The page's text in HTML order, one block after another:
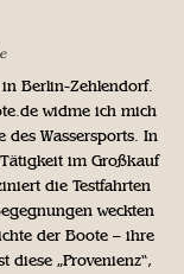
Berlin-Zehlendorf.
widme ich mich
Wassersports. In
im Großkauf
die Testfahrten
weckten
der Boote – ihre
diese „Provenienz“,